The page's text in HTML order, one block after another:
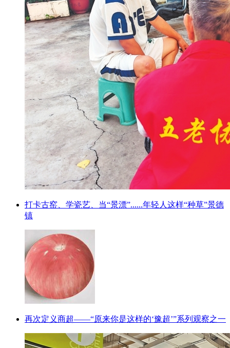
打卡古窑、学瓷艺、当“景漂”......年轻人这样“种草”景德
镇
再次定义商超——“原来你是这样的‘豫超’”系列观察之一